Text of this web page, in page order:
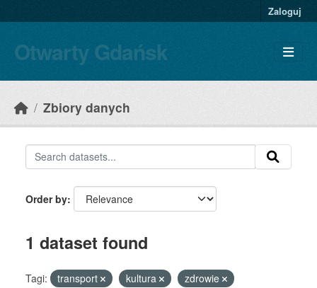
Zaloguj
Otwarty Gdańsk
Zbiory danych
Order by
1 dataset found
Tagi: transport kultura
zdrowie